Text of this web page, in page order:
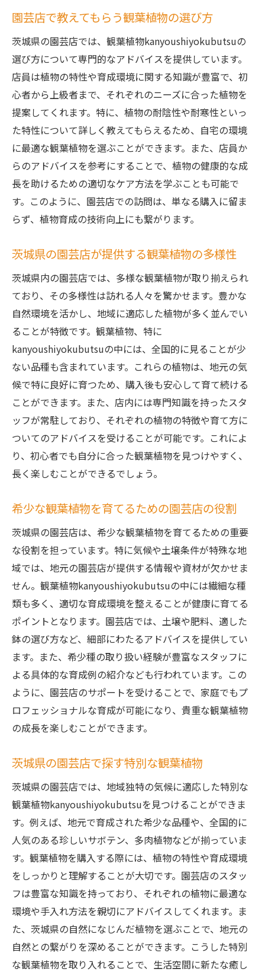
園芸店で教えてもらう観葉植物の選び方
茨城県の園芸店では、観葉植物kanyoushiyokubutsuの
選び方について専門的なアドバイスを提供しています。
店員は植物の特性や育成環境に関する知識が豊富で、初
心者から上級者まで、それぞれのニーズに合った植物を
提案してくれます。特に、植物の耐陰性や耐寒性といっ
た特性について詳しく教えてもらえるため、自宅の環境
に最適な観葉植物を選ぶことができます。また、店員か
らのアドバイスを参考にすることで、植物の健康的な成
長を助けるための適切なケア方法を学ぶことも可能で
す。このように、園芸店での訪問は、単なる購入に留ま
らず、植物育成の技術向上にも繋がります。
茨城県の園芸店が提供する観葉植物の多様性
茨城県内の園芸店では、多様な観葉植物が取り揃えられ
ており、その多様性は訪れる人々を驚かせます。豊かな
自然環境を活かし、地域に適応した植物が多く並んでい
ることが特徴です。観葉植物、特に
kanyoushiyokubutsuの中には、全国的に見ることが少
ない品種も含まれています。これらの植物は、地元の気
候で特に良好に育つため、購入後も安心して育て続ける
ことができます。また、店内には専門知識を持ったスタ
ッフが常駐しており、それぞれの植物の特徴や育て方に
ついてのアドバイスを受けることが可能です。これによ
り、初心者でも自分に合った観葉植物を見つけやすく、
長く楽しむことができるでしょう。
希少な観葉植物を育てるための園芸店の役割
茨城県の園芸店は、希少な観葉植物を育てるための重要
な役割を担っています。特に気候や土壌条件が特殊な地
域では、地元の園芸店が提供する情報や資材が欠かせま
せん。観葉植物kanyoushiyokubutsuの中には繊細な種
類も多く、適切な育成環境を整えることが健康に育てる
ポイントとなります。園芸店では、土壌や肥料、適した
鉢の選び方など、細部にわたるアドバイスを提供してい
ます。また、希少種の取り扱い経験が豊富なスタッフに
よる具体的な育成例の紹介なども行われています。この
ように、園芸店のサポートを受けることで、家庭でもプ
ロフェッショナルな育成が可能になり、貴重な観葉植物
の成長を楽しむことができます。
茨城県の園芸店で探す特別な観葉植物
茨城県の園芸店では、地域独特の気候に適応した特別な
観葉植物kanyoushiyokubutsuを見つけることができま
す。例えば、地元で育成された希少な品種や、全国的に
人気のある珍しいサボテン、多肉植物などが揃っていま
す。観葉植物を購入する際には、植物の特性や育成環境
をしっかりと理解することが大切です。園芸店のスタッ
フは豊富な知識を持っており、それぞれの植物に最適な
環境や手入れ方法を親切にアドバイスしてくれます。ま
た、茨城県の自然になじんだ植物を選ぶことで、地元の
自然との繋がりを深めることができます。こうした特別
な観葉植物を取り入れることで、生活空間に新たな癒し